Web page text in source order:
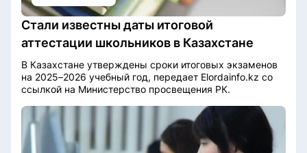
Стали известны даты итоговой
аттестации школьников в Казахстане
В Казахстане утверждены сроки итоговых экзаменов
на 2025–2026 учебный год, передает Elordainfo.kz со
ссылкой на Министерство просвещения РК.